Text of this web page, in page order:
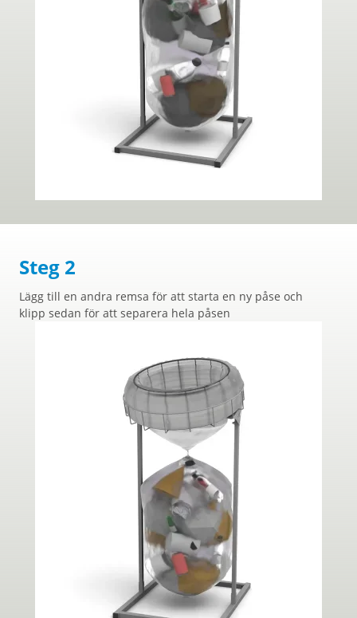
Steg 2
Lägg till en andra remsa för att starta en ny påse och
klipp sedan för att separera hela påsen